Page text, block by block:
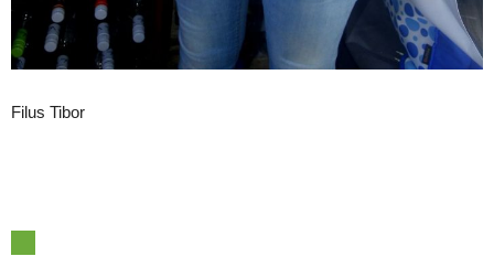
Filus Tibor